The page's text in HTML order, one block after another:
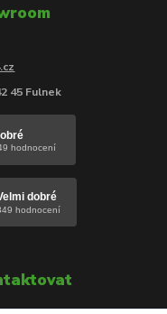
45 Fulnek